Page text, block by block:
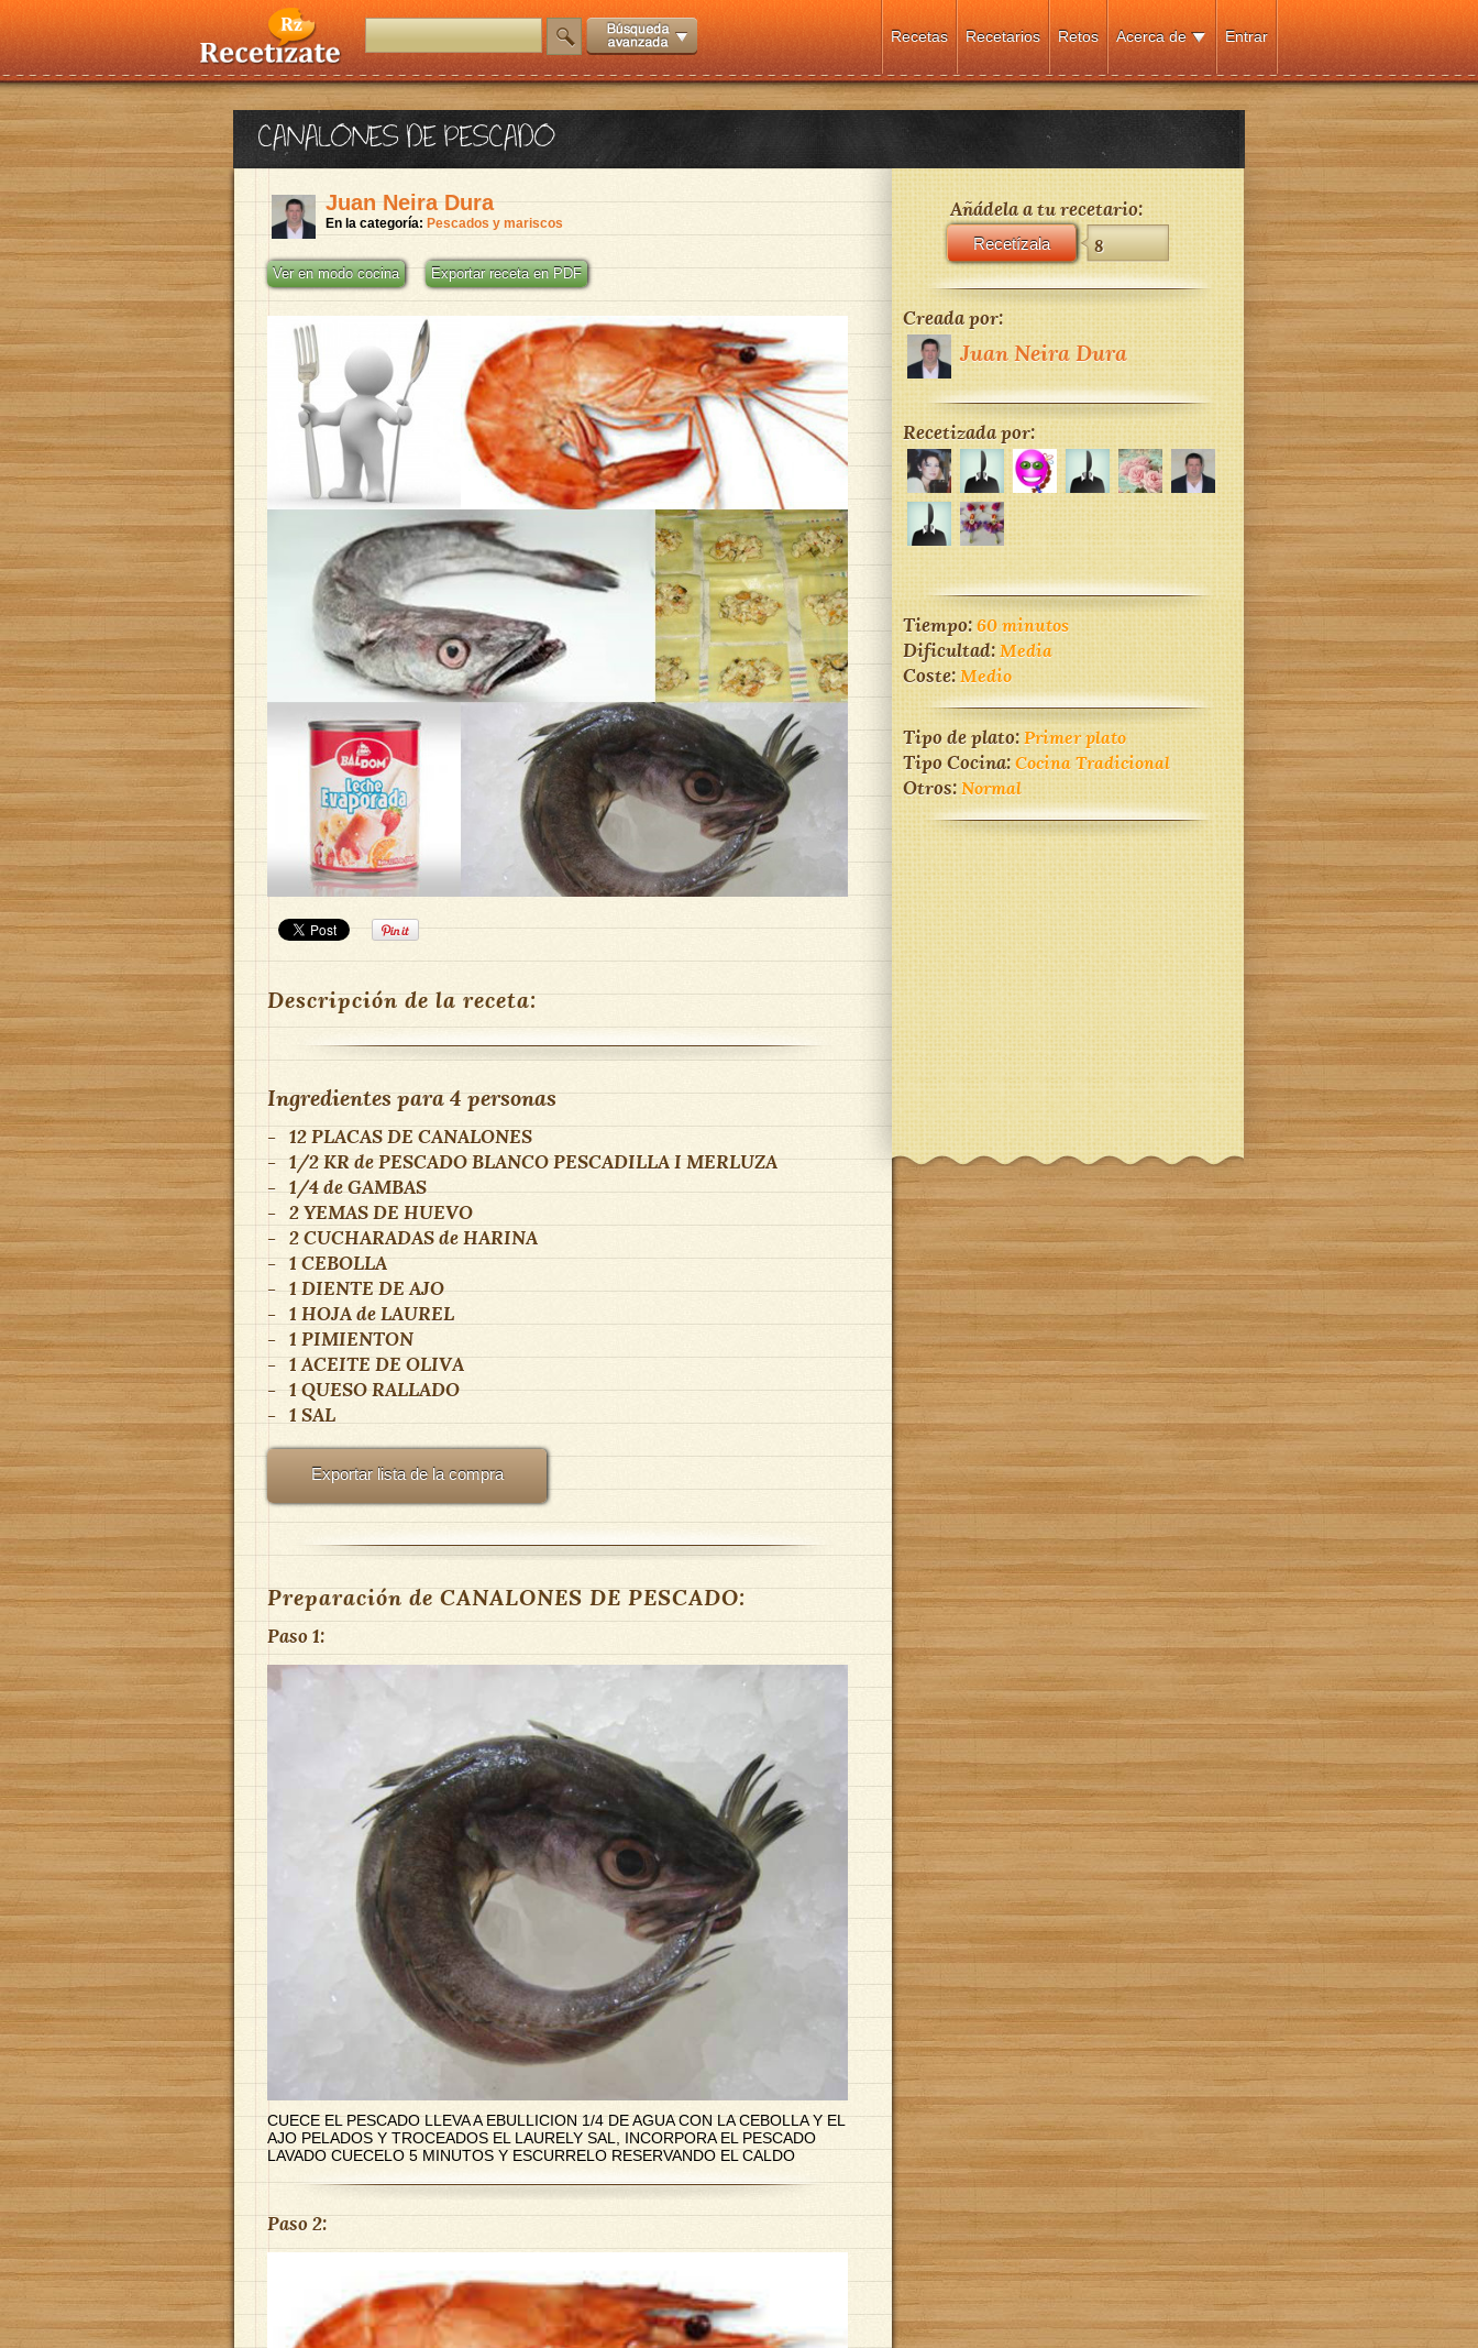
Entrar
Acerca de
Retos
Recetarios
Recetas
CANALONES DE PESCADO
Juan Neira Dura
En la categoría: Pescados y mariscos
Ver en modo cocina Exportar receta en PDF
Descripción de la receta:
Ingredientes para4 personas
- 12PLACAS DE CANALONES
- 1/2 KRdePESCADO BLANCO PESCADILLA I MERLUZA
- 1/4deGAMBAS
- 2YEMAS DE HUEVO
- 2 CUCHARADASdeHARINA
- 1CEBOLLA
- 1 DIENTE DE AJO
- 1 HOJAdeLAUREL
- 1 PIMIENTON
- 1ACEITE DE OLIVA
- 1 QUESO RALLADO
- 1 SAL
Exportar lista de la compra
Preparación de CANALONES DE PESCADO:
Paso 1:
CUECE EL PESCADO LLEVA A EBULLICION 1/4 DE AGUA CON LA CEBOLLA Y EL
AJO PELADOS Y TROCEADOS EL LAURELY SAL, INCORPORA EL PESCADO
LAVADO CUECELO 5 MINUTOS Y ESCURRELO RESERVANDO EL CALDO
Paso 2:
Añádela a tu recetario:
Recetízala 8
Creada por:
Juan Neira Dura
Recetizada por:
Tiempo:60 minutos
Dificultad:Media
Coste:Medio
Tipo de plato:Primer plato
Tipo Cocina:Cocina Tradicional
Otros:Normal